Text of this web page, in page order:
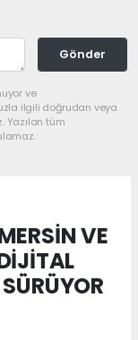
Gönder
ve
ilgili doğrudan veya
Yazılan tüm
VE